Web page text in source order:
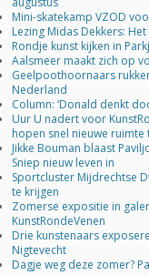
Mini-skatekamp VZOD
Lezing Midas Dekkers:
Rondje kunst kijken in
Aalsmeer maakt zich op
Geelpoothoornaars
Nederland
Column: ‘Donald denkt
Uur U nadert voor
hopen snel nieuwe ruimte
Jikke Bouman blaast
Sniep nieuw leven in
Sportcluster Mijdrechtse
te krijgen
Zomerse expositie in
KunstRondeVenen
Drie kunstenaars
Nigtevecht
Dagje weg deze zomer?